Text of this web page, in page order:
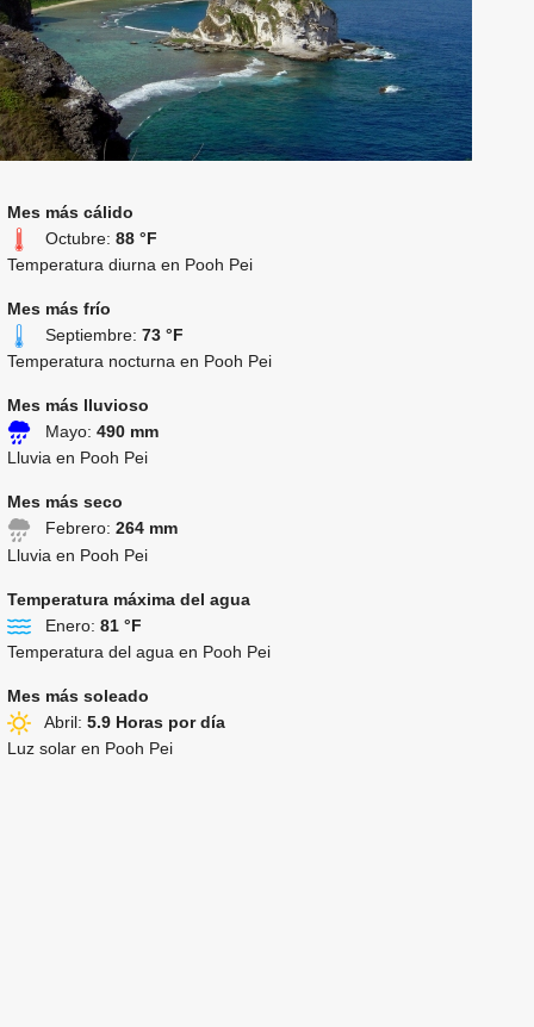
Mes más cálido
Octubre: 88 °F
Temperatura diurna en Pooh Pei
Mes más frío
Septiembre: 73 °F
Temperatura nocturna en Pooh Pei
Mes más lluvioso
Mayo: 490 mm
Lluvia en Pooh Pei
Mes más seco
Febrero: 264 mm
Lluvia en Pooh Pei
Temperatura máxima del agua
Enero: 81 °F
Temperatura del agua en Pooh Pei
Mes más soleado
Abril: 5.9 Horas por día
Luz solar en Pooh Pei